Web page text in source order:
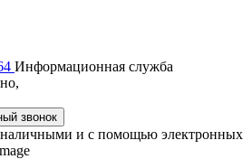
Информационная служба
звонок
и с помощью электронных